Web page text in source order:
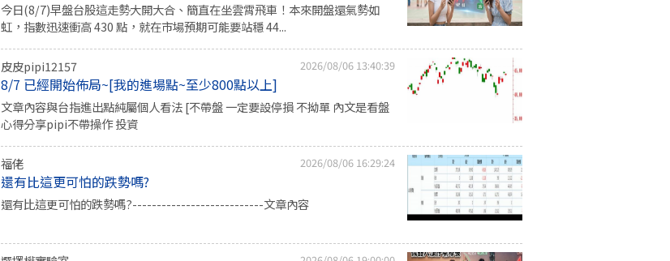
今日(8/7)早盤台股這走勢大開大合、簡直在坐雲霄飛車！本來開盤還氣勢如
虹，指數迅速衝高 430 點，就在市場預期可能要站穩 44...
皮皮pipi12157 2026/08/06 13:40:39
8/7 已經開始佈局~[我的進場點~至少800點以上]
文章內容與台指進出點純屬個人看法 [不帶盤 一定要設停損 不拗單 內文是看盤
心得分享pipi不帶操作 投資
福佬 2026/08/06 16:29:24
還有比這更可怕的跌勢嗎?
還有比這更可怕的跌勢嗎?---------------------------文章內容